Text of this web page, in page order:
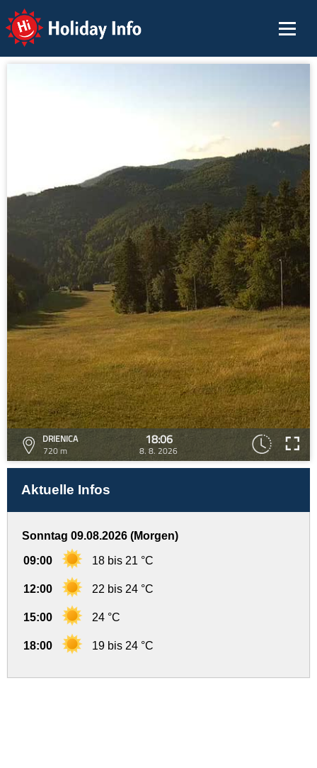
Holiday Info
DRIENICA
720 m
18:06
8. 8. 2026
Aktuelle Infos
Sonntag 09.08.2026 (Morgen)
09:00 18 bis 21 °C
12:00 22 bis 24 °C
15:00 24 °C
18:00 19 bis 24 °C